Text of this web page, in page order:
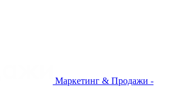
Маркетинг & Продажи -